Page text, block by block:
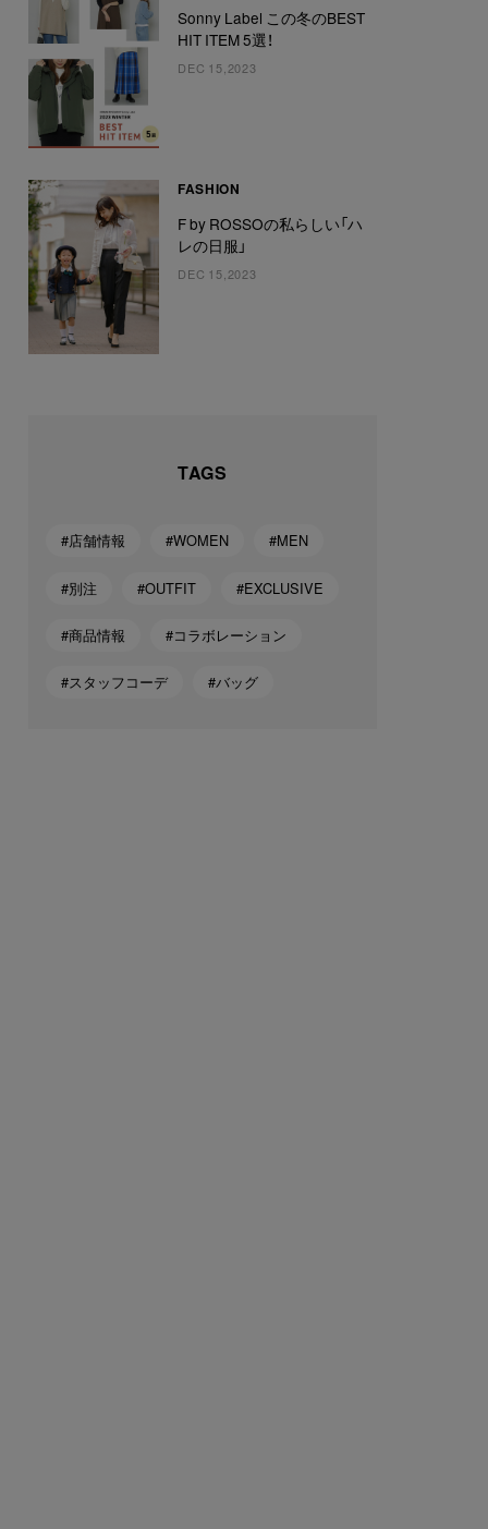
Sonny Label この冬のBEST
HIT ITEM 5選！
DEC 15,2023
FASHION
F by ROSSOの私らしい「ハ
レの日服」
DEC 15,2023
TAGS
#店舗情報 #WOMEN #MEN
#別注 #OUTFIT #EXCLUSIVE
#商品情報 #コラボレーション
#スタッフコーデ #バッグ